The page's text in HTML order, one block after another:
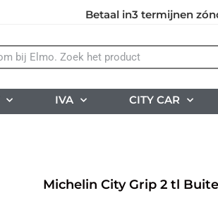
Betaal in3 termijnen
IVA CITY CAR
Michelin City Grip 2 tl